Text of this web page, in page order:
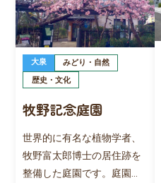
大泉
みどり・自然
歴史・文化
牧野記念庭園
世界的に有名な植物学者、
牧野富太郎博士の居住跡を
整備した庭園です。庭園に